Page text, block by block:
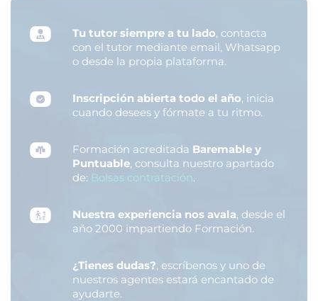
Tu tutor siempre a tu lado, contacta
con el tutor mediante email, Whatsapp
o desde la propia plataforma.
Inscripción abierta todo el año, inicia
cuando desees y fórmate a tu ritmo.
Formación acreditada Baremable y
Puntuable, consulta nuestro apartado
de: Bolsas contratación.
Nuestra experiencia nos avala, desde el
año 2000 impartiendo Formación.
¿Tienes dudas?, escríbenos y uno de
nuestros agentes estará encantado de
ayudarte.